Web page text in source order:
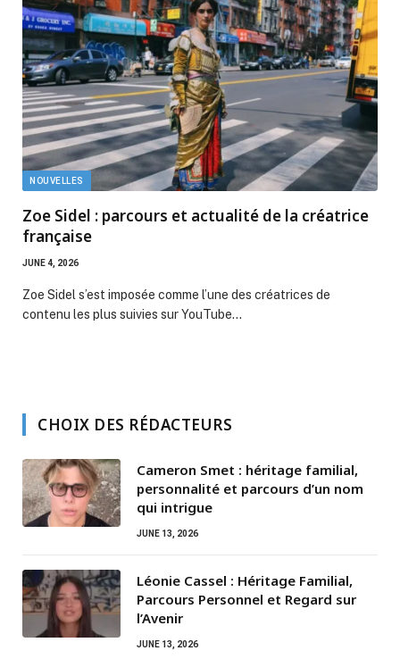
NOUVELLES
Zoe Sidel : parcours et actualité de la créatrice
française
JUNE 4, 2026
Zoe Sidel s’est imposée comme l’une des créatrices de
contenu les plus suivies sur YouTube…
CHOIX DES RÉDACTEURS
Cameron Smet : héritage familial,
personnalité et parcours d’un nom
qui intrigue
JUNE 13, 2026
Léonie Cassel : Héritage Familial,
Parcours Personnel et Regard sur
l’Avenir
JUNE 13, 2026